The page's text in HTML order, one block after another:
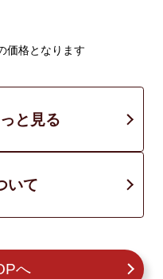
価格となります
と見る
いて
へ